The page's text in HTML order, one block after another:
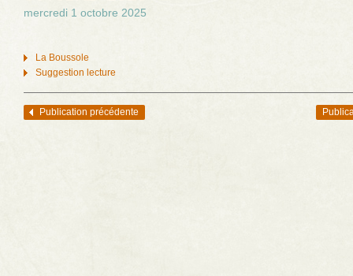
mercredi 1 octobre 2025
La Boussole
Suggestion lecture
Navigation des articles
Publication précédente